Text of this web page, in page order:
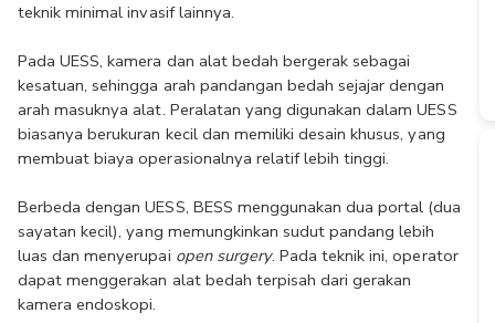
teknik minimal invasif lainnya.
Pada UESS, kamera dan alat bedah bergerak sebagai
kesatuan, sehingga arah pandangan bedah sejajar dengan
arah masuknya alat. Peralatan yang digunakan dalam UESS
biasanya berukuran kecil dan memiliki desain khusus, yang
membuat biaya operasionalnya relatif lebih tinggi.
Berbeda dengan UESS, BESS menggunakan dua portal (dua
sayatan kecil), yang memungkinkan sudut pandang lebih
luas dan menyerupai open surgery. Pada teknik ini, operator
dapat menggerakan alat bedah terpisah dari gerakan
kamera endoskopi.